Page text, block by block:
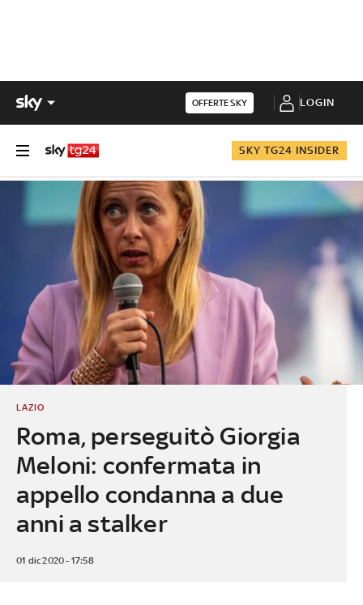
OFFERTE SKY LOGIN
SKY TG24 INSIDER
Roma, perseguitò Giorgia
Meloni: confermata in
appello condanna a due
anni a stalker
LAZIO
01 dic 2020 - 17:58